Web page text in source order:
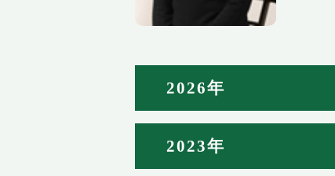
2026年
2023年